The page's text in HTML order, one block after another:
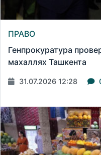
ПРАВО
Генпрокуратура
махаллях Ташкента
31.07.2026 12:28